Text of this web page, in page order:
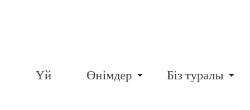
Үй Өнімдер Біз туралы